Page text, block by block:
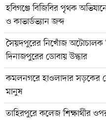
হবিগঞ্জে বিজিবির পৃথক
ও কাভার্ডভ্যান জব্দ
সৈয়দপুরের নিখোঁজ অটোচালক
দিনাজপুরের ডোবায় উদ্ধার
কমলনগরে হাওলাদার সড়কের
মানুষ
তাহিরপুরে কলেজ শিক্ষার্থীর